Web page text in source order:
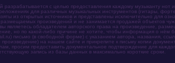
с целью предоставления каждому музыканту нот
для различных музыкальных инструментов (гитары,
из открытых источников и представлены исключительно для
произведений и не занимается продажей объектов
являетесь обладателем авторского права на произведение,
но по какой-либо причине не хотите, чтобы информация о нём
письмо (в свободной форме) с указанием автора, названия,
на нашем сайте и прикрепите к письму копии
просим предоставить документальное подтверждение для
запись из базы данных в максимально короткие сроки.